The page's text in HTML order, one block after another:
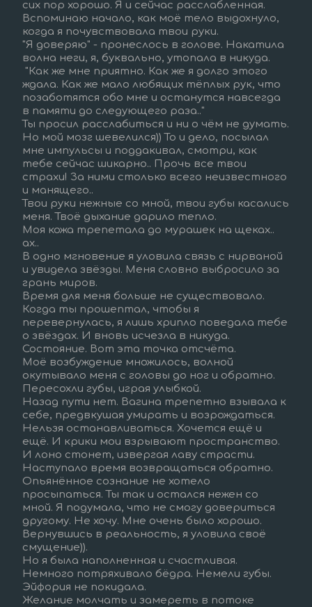
сих пор хорошо. Я и сейчас расслабленная.
Вспоминаю начало, как моё тело выдохнуло,
когда я почувствовала твои руки.
"Я доверяю" - пронеслось в голове. Накатила
волна неги, я, буквально, утопала в никуда.
"Как же мне приятно. Как же я долго этого
ждала. Как же мало любящих тёплых рук, что
позаботятся обо мне и останутся навсегда
в памяти до следующего раза.."
Ты просил расслабиться и ни о чём не думать.
Но мой мозг шевелился)) То и дело, посылал
мне импульсы и поддакивал, смотри, как
тебе сейчас шикарно.. Прочь все твои
страхи! За ними столько всего неизвестного
и манящего..
Твои руки нежные со мной, твои губы касались
меня. Твоё дыхание дарило тепло.
Моя кожа трепетала до мурашек на щеках..
ах..
В одно мгновение я уловила связь с нирваной
и увидела звёзды. Меня словно выбросило за
грань миров.
Время для меня больше не существовало.
Когда ты прошептал, чтобы я
перевернулась, я лишь хрипло поведала тебе
о звёздах. И вновь исчезла в никуда.
Состояние. Вот эта точка отсчёта.
Моё возбуждение множилось, волной
окутывало меня с головы до ног и обратно.
Пересохли губы, играя улыбкой.
Назад пути нет. Вагина трепетно взывала к
себе, предвкушая умирать и возрождаться.
Нельзя останавливаться. Хочется ещё и
ещё. И крики мои взрывают пространство.
И лоно стонет, извергая лаву страсти.
Наступало время возвращаться обратно.
Опьянённое сознание не хотело
просыпаться. Ты так и остался нежен со
мной. Я подумала, что не смогу довериться
другому. Не хочу. Мне очень было хорошо.
Вернувшись в реальность, я уловила своё
смущение)).
Но я была наполненная и счастливая.
Немного потряхивало бёдра. Немели губы.
Эйфория не покидала.
Желание молчать и замереть в потоке